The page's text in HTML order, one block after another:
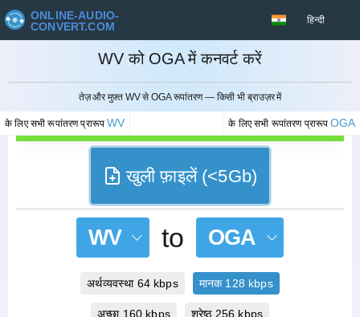
ONLINE-AUDIO-
CONVERT.COM
हिन्दी
WV को OGA में कनवर्ट करें
तेज़ और मुफ़्त WV से OGA रूपांतरण — किसी भी ब्राउज़र में
के लिए सभी रूपांतरण प्रारूपWV के लिए सभी रूपांतरण प्रारूपOGA
रद्द करना
खुली फ़ाइलें (<5Gb)
WV to OGA
अर्थव्यवस्था 64 kbps मानक 128 kbps
अच्छा 160 kbps श्रेष्ठ 256 kbps